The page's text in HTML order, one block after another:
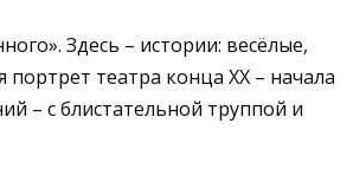
Здесь – истории: весёлые,
театра конца ХХ – начала
– с блистательной труппой и